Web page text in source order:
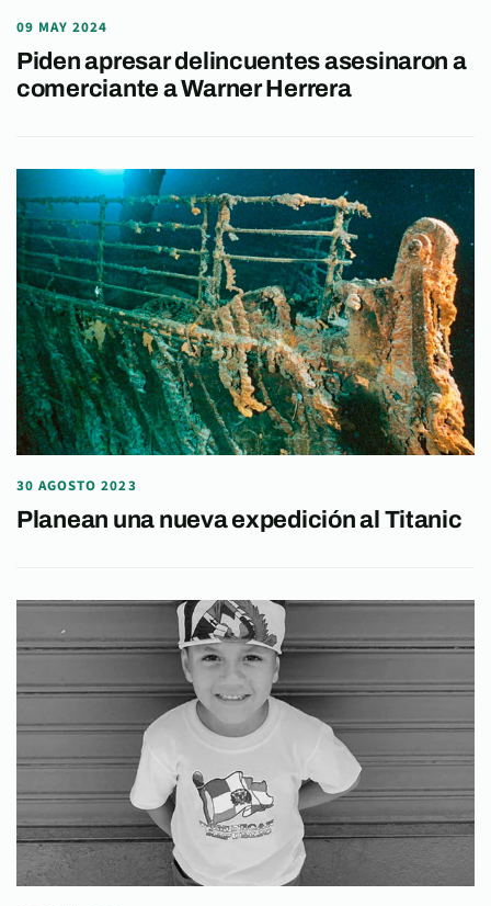
09 MAY 2024
Piden apresar delincuentes asesinaron a
comerciante a Warner Herrera
30 AGOSTO 2023
Planean una nueva expedición al Titanic